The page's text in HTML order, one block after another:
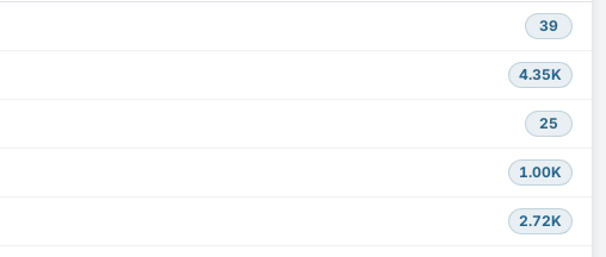
39
4.35K
25
1.00K
2.72K